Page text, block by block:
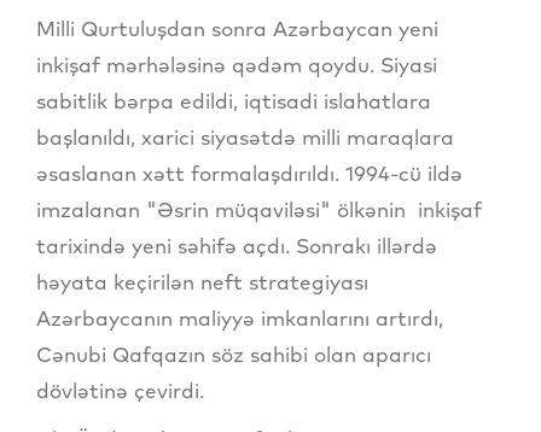
Milli Qurtuluşdan sonra Azərbaycan yeni
inkişaf mərhələsinə qədəm qoydu. Siyasi
sabitlik bərpa edildi, iqtisadi islahatlara
başlanıldı, xarici siyasətdə milli maraqlara
əsaslanan xətt formalaşdırıldı. 1994-cü ildə
imzalanan "Əsrin müqaviləsi" ölkənin inkişaf
tarixində yeni səhifə açdı. Sonrakı illərdə
həyata keçirilən neft strategiyası
Azərbaycanın maliyyə imkanlarını artırdı,
Cənubi Qafqazın söz sahibi olan aparıcı
dövlətinə çevirdi.